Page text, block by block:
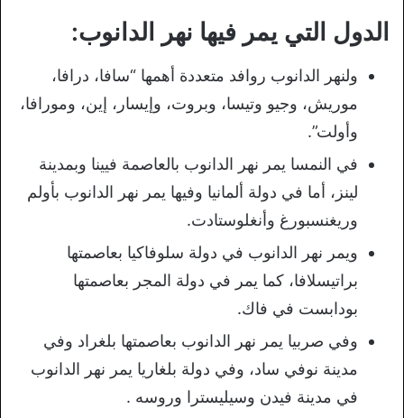
الدول التي يمر فيها نهر الدانوب:
ولنهر الدانوب روافد متعددة أهمها “سافا، درافا،
موريش، وجيو وتيسا، وبروت، وإيسار، إين، ومورافا،
وأولت”.
في النمسا يمر نهر الدانوب بالعاصمة فيينا وبمدينة
لينز، أما في دولة ألمانيا وفيها يمر نهر الدانوب بأولم
وريغنسبورغ وأنغلوستادت.
ويمر نهر الدانوب في دولة سلوفاكيا بعاصمتها
براتيسلافا، كما يمر في دولة المجر بعاصمتها
بودابست في فاك.
وفي صربيا يمر نهر الدانوب بعاصمتها بلغراد وفي
مدينة نوفي ساد، وفي دولة بلغاريا يمر نهر الدانوب
في مدينة فيدن وسيليسترا وروسه .